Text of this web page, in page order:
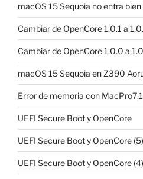
macOS 15 Sequoia no entra
Cambiar de OpenCore 1.0.1 a
Cambiar de OpenCore 1.0.0 a
macOS 15 Sequoia en Z390
Error de memoria con MacPro7,1
UEFI Secure Boot y OpenCore
UEFI Secure Boot y OpenCore (5)
UEFI Secure Boot y OpenCore (4)